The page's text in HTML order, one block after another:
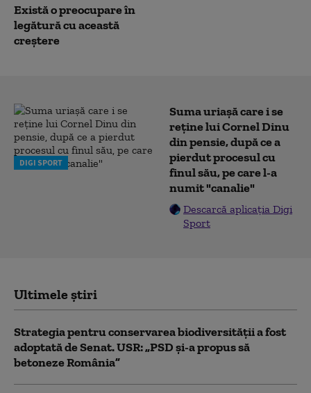
Există o preocupare în
legătură cu această
creștere
DIGI SPORT
Suma uriașă care i se
reține lui Cornel Dinu
din pensie, după ce a
pierdut procesul cu
finul său, pe care l-a
numit "canalie"
Descarcă aplicația Digi
Sport
Ultimele știri
Strategia pentru conservarea biodiversității a fost
adoptată de Senat. USR: „PSD și-a propus să
betoneze România”